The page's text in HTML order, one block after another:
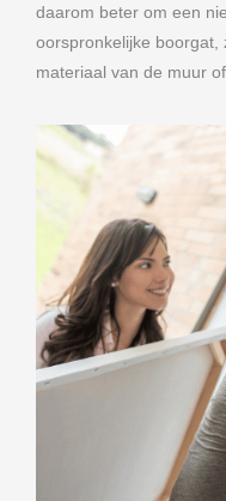
daarom beter om een
oorspronkelijke boorgat,
materiaal van de muur